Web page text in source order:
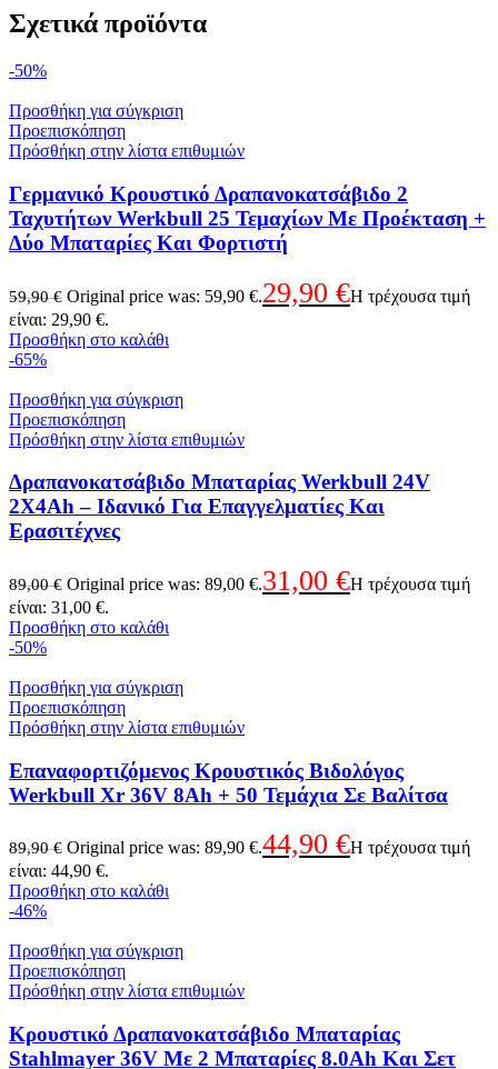
Σχετικά προϊόντα
-50%
Προσθήκη για σύγκριση
Προεπισκόπηση
Πρόσθήκη στην λίστα επιθυμιών
Γερμανικό Κρουστικό Δραπανοκατσάβιδο 2
Ταχυτήτων Werkbull 25 Τεμαχίων Με Προέκταση +
Δύο Μπαταρίες Και Φορτιστή
59,90€ Original price was: 59,90 €.29,90 €Η τρέχουσα τιμή
είναι: 29,90 €.
Προσθήκη στο καλάθι
-65%
Προσθήκη για σύγκριση
Προεπισκόπηση
Πρόσθήκη στην λίστα επιθυμιών
Δραπανοκατσάβιδο Μπαταρίας Werkbull 24V
2X4Ah – Ιδανικό Για Επαγγελματίες Και
Ερασιτέχνες
89,00€ Original price was: 89,00 €.31,00 €Η τρέχουσα τιμή
είναι: 31,00 €.
Προσθήκη στο καλάθι
-50%
Προσθήκη για σύγκριση
Προεπισκόπηση
Πρόσθήκη στην λίστα επιθυμιών
Επαναφορτιζόμενος Κρουστικός Βιδολόγος
Werkbull Xr 36V 8Ah + 50 Τεμάχια Σε Βαλίτσα
89,90€ Original price was: 89,90 €.44,90 €Η τρέχουσα τιμή
είναι: 44,90 €.
Προσθήκη στο καλάθι
-46%
Προσθήκη για σύγκριση
Προεπισκόπηση
Πρόσθήκη στην λίστα επιθυμιών
Κρουστικό Δραπανοκατσάβιδο Μπαταρίας
Stahlmayer 36V Με 2 Μπαταρίες 8.0Ah Και Σετ